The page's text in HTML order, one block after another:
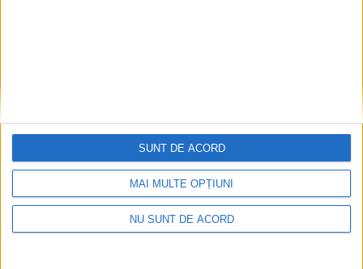
MAI MULTE OPȚIUNI
NU SUNT DE ACORD
SUNT DE ACORD